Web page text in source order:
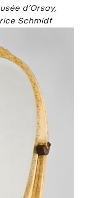
d’Orsay,
Schmidt